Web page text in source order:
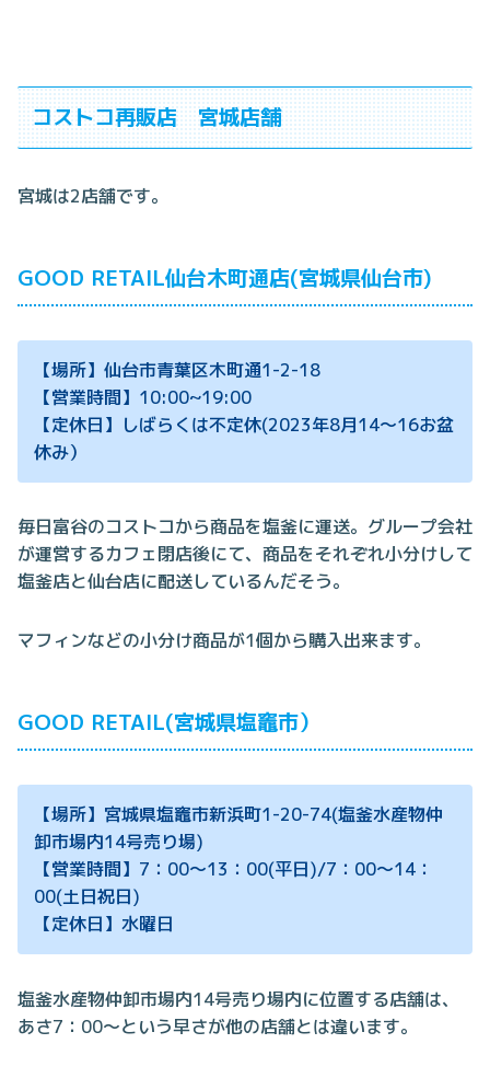
コストコ再販店 宮城店舗
宮城は2店舗です。
GOOD RETAIL仙台木町通店(宮城県仙台市)
【場所】仙台市青葉区木町通1-2-18
【営業時間】10:00~19:00
【定休日】しばらくは不定休(2023年8月14～16お盆
休み）
毎日富谷のコストコから商品を塩釜に運送。グループ会社
が運営するカフェ閉店後にて、商品をそれぞれ小分けして
塩釜店と仙台店に配送しているんだそう。
マフィンなどの小分け商品が1個から購入出来ます。
GOOD RETAIL(宮城県塩竈市）
【場所】宮城県塩竈市新浜町1-20-74(塩釜水産物仲
卸市場内14号売り場)
【営業時間】7：00～13：00(平日)/7：00～14：
00(土日祝日)
【定休日】水曜日
塩釜水産物仲卸市場内14号売り場内に位置する店舗は、
あさ7：00～という早さが他の店舗とは違います。